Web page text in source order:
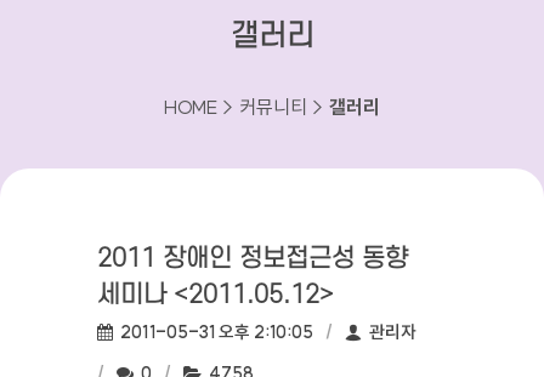
갤러리
HOME > 커뮤니티 > 갤러리
2011 장애인 정보접근성 동향
세미나 <2011.05.12>
작성일:
2011-05-31 오후 2:10:05 작성자:
관리자
댓글수:
조회수: